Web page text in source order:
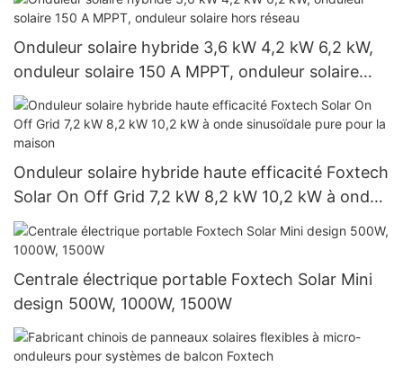
Onduleur solaire hybride 3,6 kW 4,2 kW 6,2 kW,
onduleur solaire 150 A MPPT, onduleur solaire
hors réseau
Onduleur solaire hybride haute efficacité Foxtech
Solar On Off Grid 7,2 kW 8,2 kW 10,2 kW à onde
sinusoïdale pure pour la maison
Centrale électrique portable Foxtech Solar Mini
design 500W, 1000W, 1500W